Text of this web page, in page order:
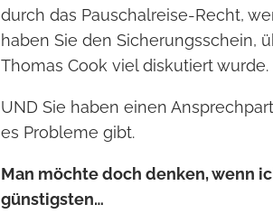
durch das Pauschalreise-Recht,
haben Sie den Sicherungsschein,
Thomas Cook viel diskutiert
UND Sie haben einen
es Probleme gibt.
Man möchte doch denken, wenn
günstigsten…